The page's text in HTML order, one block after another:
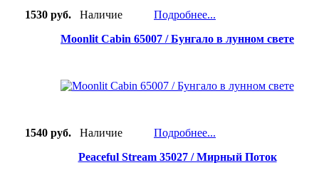
1530 руб. Наличие
Подробнее...
Moonlit Cabin 65007 / Бунгало в лунном свете
1540 руб. Наличие
Подробнее...
Peaceful Stream 35027 / Мирный Поток